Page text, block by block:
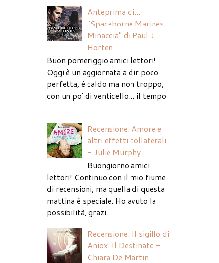
Anteprima di...
"Spaceborne Marines.
Minaccia" di Paul J.
Horten
Buon pomeriggio amici lettori!
Oggi è un aggiornata a dir poco
perfetta, è caldo ma non troppo,
con un po' di venticello... il tempo
...
Recensione: Amore e
altri effetti collaterali
- Julie Murphy
Buongiorno amici
lettori! Continuo con il mio fiume
di recensioni, ma quella di questa
mattina è speciale. Ho avuto la
possibilità, grazi...
Recensione: Il sigillo di
Aniox. Il Destinato -
Chiara De Martin